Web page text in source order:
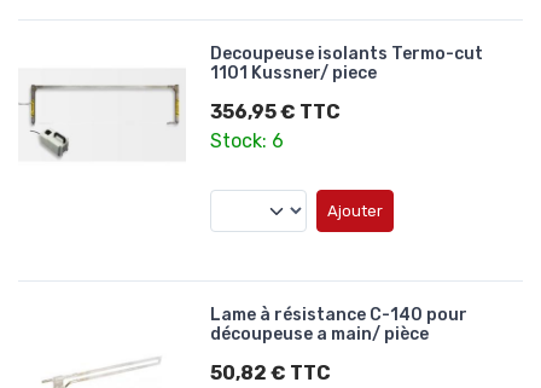
Decoupeuse isolants Termo-cut
1101 Kussner/ piece
356,95 € TTC
Stock: 6
Ajouter
Lame à résistance C-140 pour
découpeuse a main/ pièce
50,82 € TTC